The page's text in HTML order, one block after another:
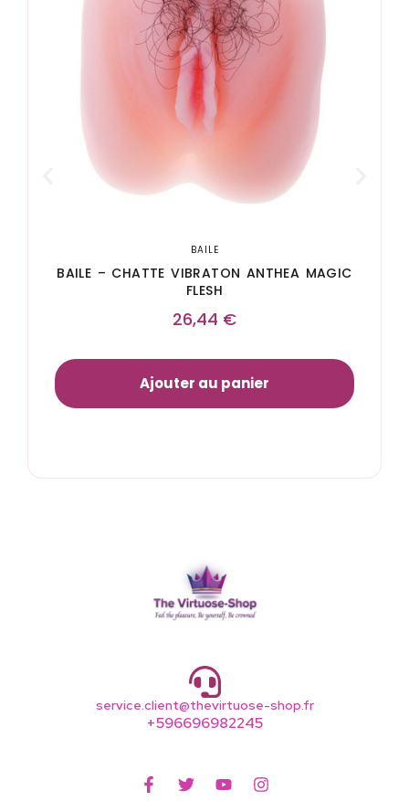
BAILE
BAILE – CHATTE VIBRATON ANTHEA MAGIC
FLESH
26,44 €
Ajouter au panier
service.client@thevirtuose-shop.fr
+596696982245